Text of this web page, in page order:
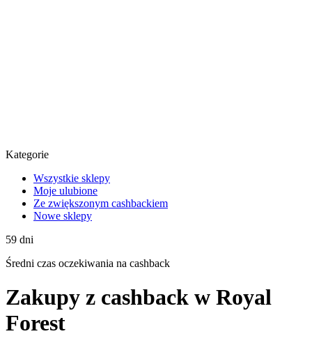
Kategorie
Wszystkie sklepy
Moje ulubione
Ze zwiększonym cashbackiem
Nowe sklepy
59 dni
Średni czas oczekiwania na cashback
Zakupy z cashback w Royal
Forest